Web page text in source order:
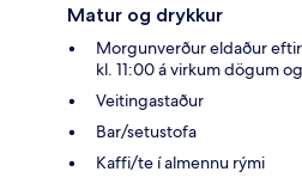
Matur og drykkur
Morgunverður eldaður
kl. 11:00 á virkum dögum
Veitingastaður
Bar/setustofa
Kaffi/te í almennu rými